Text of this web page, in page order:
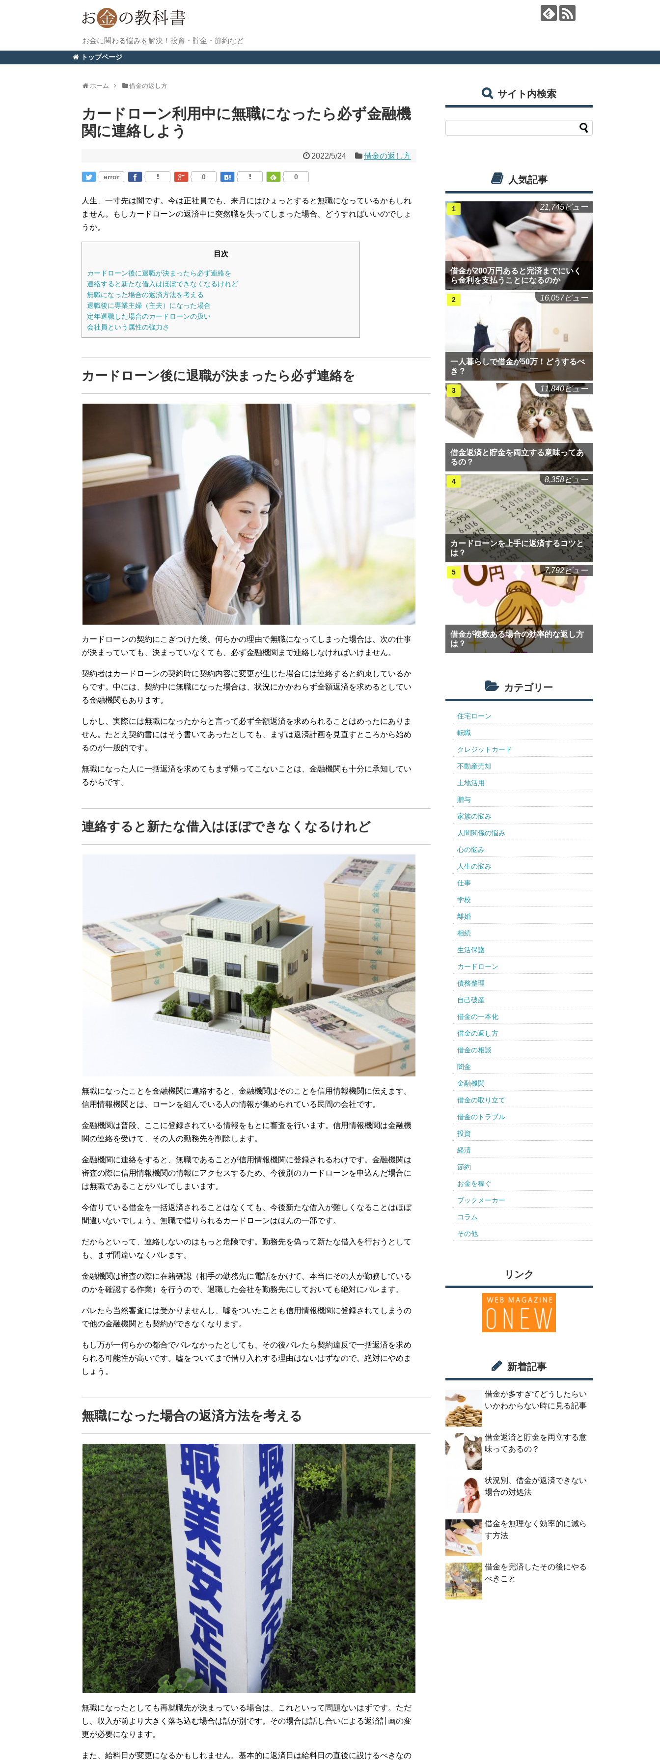
お金に関わる悩みを解決！投資・貯金・節約など
トップページ
ホーム 借金の返し方
カードローン利用中に無職になったら必ず金融機
関に連絡しよう
2022/5/24 借金の返し方
error 0 0
人生、一寸先は闇です。今は正社員でも、来月にはひょっとすると無職になっているかもしれ
ません。もしカードローンの返済中に突然職を失ってしまった場合、どうすればいいのでしょ
うか。
目次
カードローン後に退職が決まったら必ず連絡を
連絡すると新たな借入はほぼできなくなるけれど
無職になった場合の返済方法を考える
退職後に専業主婦（主夫）になった場合
定年退職した場合のカードローンの扱い
会社員という属性の強力さ
カードローン後に退職が決まったら必ず連絡を
カードローンの契約にこぎつけた後、何らかの理由で無職になってしまった場合は、次の仕事
が決まっていても、決まっていなくても、必ず金融機関まで連絡しなければいけません。
契約者はカードローンの契約時に契約内容に変更が生じた場合には連絡すると約束しているか
らです。中には、契約中に無職になった場合は、状況にかかわらず全額返済を求めるとしてい
る金融機関もあります。
しかし、実際には無職になったからと言って必ず全額返済を求められることはめったにありま
せん。たとえ契約書にはそう書いてあったとしても、まずは返済計画を見直すところから始め
るのが一般的です。
無職になった人に一括返済を求めてもまず帰ってこないことは、金融機関も十分に承知してい
るからです。
連絡すると新たな借入はほぼできなくなるけれど
無職になったことを金融機関に連絡すると、金融機関はそのことを信用情報機関に伝えます。
信用情報機関とは、ローンを組んでいる人の情報が集められている民間の会社です。
金融機関は普段、ここに登録されている情報をもとに審査を行います。信用情報機関は金融機
関の連絡を受けて、その人の勤務先を削除します。
金融機関に連絡をすると、無職であることが信用情報機関に登録されるわけです。金融機関は
審査の際に信用情報機関の情報にアクセスするため、今後別のカードローンを申込んだ場合に
は無職であることがバレてしまいます。
今借りている借金を一括返済されることはなくても、今後新たな借入が難しくなることはほぼ
間違いないでしょう。無職で借りられるカードローンはほんの一部です。
だからといって、連絡しないのはもっと危険です。勤務先を偽って新たな借入を行おうとして
も、まず間違いなくバレます。
金融機関は審査の際に在籍確認（相手の勤務先に電話をかけて、本当にその人が勤務している
のかを確認する作業）を行うので、退職した会社を勤務先にしておいても絶対にバレます。
バレたら当然審査には受かりませんし、嘘をついたことも信用情報機関に登録されてしまうの
で他の金融機関とも契約ができなくなります。
もし万が一何らかの都合でバレなかったとしても、その後バレたら契約違反で一括返済を求め
られる可能性が高いです。嘘をついてまで借り入れする理由はないはずなので、絶対にやめま
しょう。
無職になった場合の返済方法を考える
無職になったとしても再就職先が決まっている場合は、これといって問題ないはずです。ただ
し、収入が前より大きく落ち込む場合は話が別です。その場合は話し合いによる返済計画の変
更が必要になります。
また、給料日が変更になるかもしれません。基本的に返済日は給料日の直後に設けるべきなの
サイト内検索
人気記事
借金が200万円あると完済までにいく
ら金利を支払うことになるのか
21,745ビュー
一人暮らしで借金が50万！どうするべ
き？
16,057ビュー
借金返済と貯金を両立する意味ってあ
るの？
11,840ビュー
カードローンを上手に返済するコツと
は？
8,358ビュー
借金が複数ある場合の効率的な返し方
は？
7,792ビュー
カテゴリー
住宅ローン
転職
クレジットカード
不動産売却
土地活用
贈与
家族の悩み
人間関係の悩み
心の悩み
人生の悩み
仕事
学校
離婚
相続
生活保護
カードローン
債務整理
自己破産
借金の一本化
借金の返し方
借金の相談
闇金
金融機関
借金の取り立て
借金のトラブル
投資
経済
節約
お金を稼ぐ
ブックメーカー
コラム
その他
リンク
新着記事
借金が多すぎてどうしたらい
いかわからない時に見る記事
借金返済と貯金を両立する意
味ってあるの？
状況別、借金が返済できない
場合の対処法
借金を無理なく効率的に減ら
す方法
借金を完済したその後にやる
べきこと